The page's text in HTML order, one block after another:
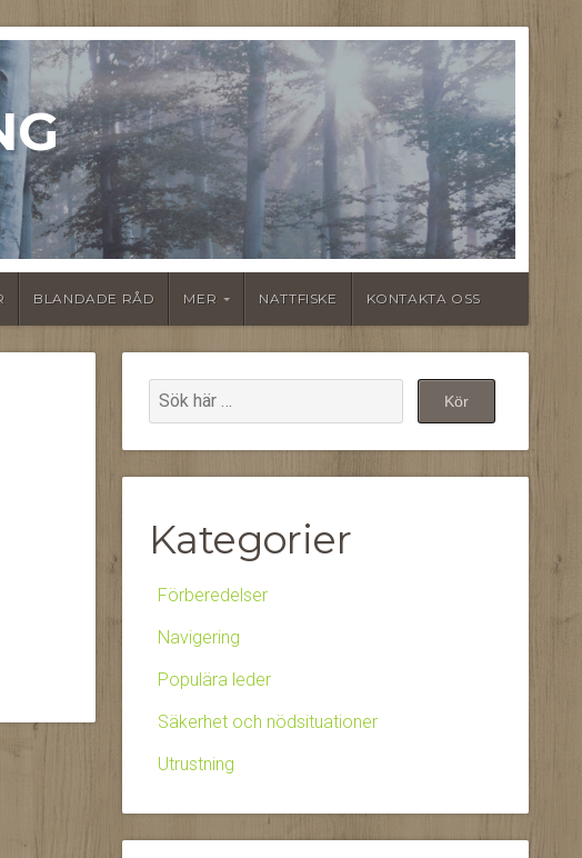
BLANDADE RÅD MER NATTFISKE KONTAKTA OSS
Kategorier
Förberedelser
Navigering
Populära leder
Säkerhet och nödsituationer
Utrustning